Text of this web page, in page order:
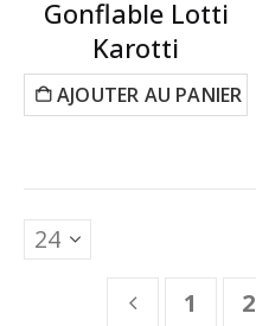
Gonflable Lotti
Karotti
AJOUTER AU PANIER
1 2